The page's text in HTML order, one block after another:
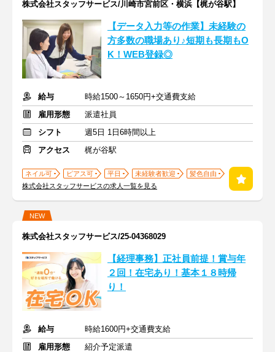
株式会社スタッフサービス/川崎市宮前区・横浜【梶が谷駅】
【データ入力等の作業】未経験の
方多数の職場あり♪短期も長期もO
K！WEB登録◎
給与
時給1500～1650円+交通費支給
雇用形態
派遣社員
シフト
週5日 1日6時間以上
アクセス
梶が谷駅
ネイル可 ピアス可 平日 未経験者歓迎
髪色自由
株式会社スタッフサービスの求人一覧を見る
NEW
株式会社スタッフサービス/25-04368029
【経理事務】正社員前提！賞与年
２回！在宅あり！基本１８時帰
り！
給与
時給1600円+交通費支給
雇用形態
紹介予定派遣